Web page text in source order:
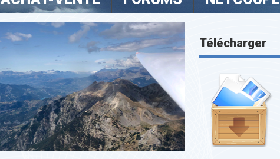
Télécharger